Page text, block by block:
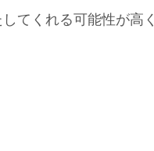
てくれる可能性が高く